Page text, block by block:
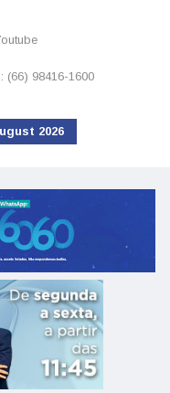
98416-1600
2026